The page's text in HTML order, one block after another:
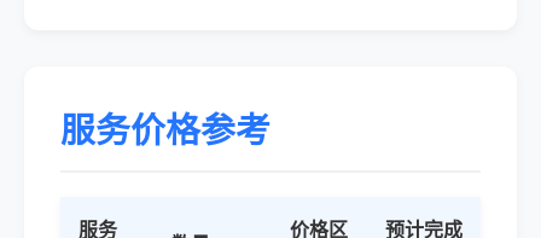
服务价格参考
服务
价格区
预计完成